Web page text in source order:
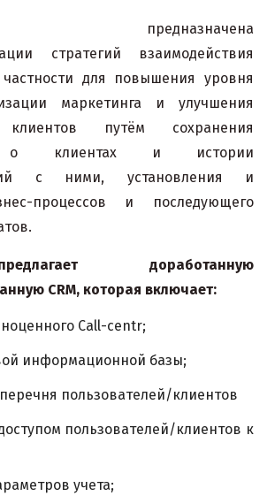
предназначена
стратегий взаимодействия
для повышения уровня
маркетинга и улучшения
клиентов путём сохранения
о клиентах и истории
с ними, установления и
процессов и последующего
доработанную
CRM, которая включает:
Call-centr;
информационной базы;
пользователей/клиентов
пользователей/клиентов к
учета;